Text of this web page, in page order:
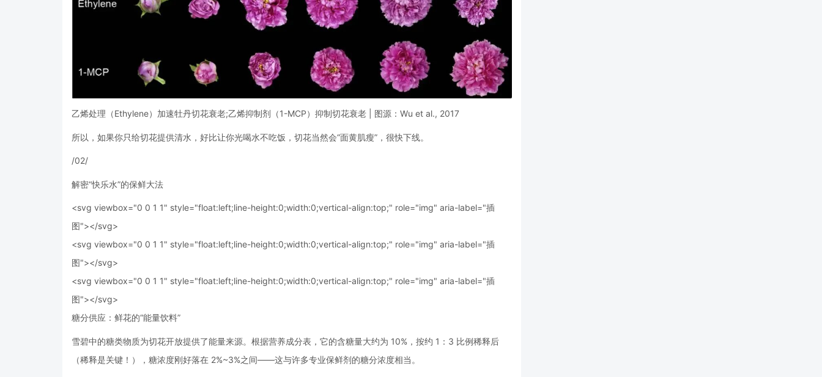
乙烯处理（Ethylene）加速牡丹切花衰老;乙烯抑制剂（1-MCP）抑制切花衰老 | 图源：Wu et al., 2017
所以，如果你只给切花提供清水，好比让你光喝水不吃饭，切花当然会“面黄肌瘦”，很快下线。
/02/
解密“快乐水”的保鲜大法
<svg viewbox="0 0 1 1" style="float:left;line-height:0;width:0;vertical-align:top;" role="img" aria-label="插
图"></svg>
<svg viewbox="0 0 1 1" style="float:left;line-height:0;width:0;vertical-align:top;" role="img" aria-label="插
图"></svg>
<svg viewbox="0 0 1 1" style="float:left;line-height:0;width:0;vertical-align:top;" role="img" aria-label="插
图"></svg>
糖分供应：鲜花的“能量饮料”
雪碧中的糖类物质为切花开放提供了能量来源。根据营养成分表，它的含糖量大约为 10%，按约 1：3 比例稀释后
（稀释是关键！），糖浓度刚好落在 2%~3%之间——这与许多专业保鲜剂的糖分浓度相当。